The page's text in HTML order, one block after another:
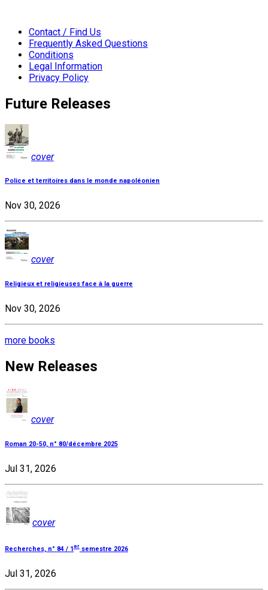
Contact / Find Us
Frequently Asked Questions
Conditions
Legal Information
Privacy Policy
Future Releases
cover
Police et territoires dans le monde napoléonien
Nov 30, 2026
cover
Religieux et religieuses face à la guerre
Nov 30, 2026
more books
New Releases
cover
Roman 20-50, n° 80/décembre 2025
Jul 31, 2026
cover
Recherches, n° 84 / 1er semestre 2026
Jul 31, 2026